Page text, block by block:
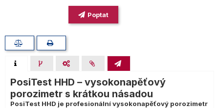
Poptat
PosiTest HHD – vysokonapěťový
porozimetr s krátkou násadou
PosiTest HHD je profesionální vysokonapěťový porozimetr